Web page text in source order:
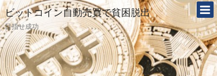
ビットコイン自動売買で貧困脱出
目指せ成功